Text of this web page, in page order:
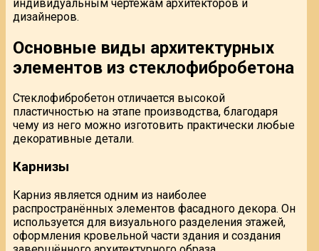
индивидуальным чертежам архитекторов и
дизайнеров.
Основные виды архитектурных
элементов из стеклофибробетона
Стеклофибробетон отличается высокой
пластичностью на этапе производства, благодаря
чему из него можно изготовить практически любые
декоративные детали.
Карнизы
Карниз является одним из наиболее
распространённых элементов фасадного декора. Он
используется для визуального разделения этажей,
оформления кровельной части здания и создания